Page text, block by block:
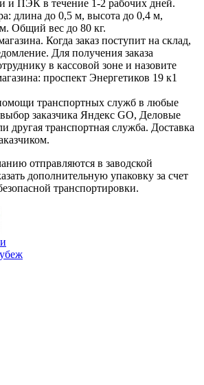
и ПЭК в течение 1-2 рабочих дней.
длина до 0,5 м, высота до 0,4 м,
Общий вес до 80 кг.
Когда заказ поступит на склад,
Для получения заказа
в кассовой зоне и назовите
проспект Энергетиков 19 к1
транспортных служб в любые
заказчика Яндекс GO, Деловые
транспортная служба. Доставка
отправляются в заводской
дополнительную упаковку за счет
транспортировки.